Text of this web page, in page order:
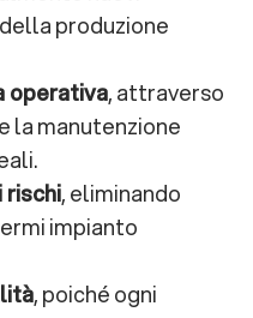
produzione
operativa, attraverso
la manutenzione
rischi, eliminando
impianto
, poiché ogni